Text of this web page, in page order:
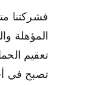
فشركتنا
المؤهلة
تعقيم
تصبح في